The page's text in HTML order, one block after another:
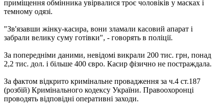
приміщення обмінника увірвалися троє чоловіків у масках і
темному одязі.
"Зв'язавши жінку-касира, вони зламали касовий апарат і
забрали велику суму готівки", - говорять в поліції.
За попередніми даними, невідомі викрали 200 тис. грн, понад
2,2 тис. дол. і більше 400 євро. Касир фізично не постраждала.
За фактом відкрито кримінальне провадження за ч.4 ст.187
(розбій) Кримінального кодексу України. Правоохоронці
проводять відповідні оперативні заходи.